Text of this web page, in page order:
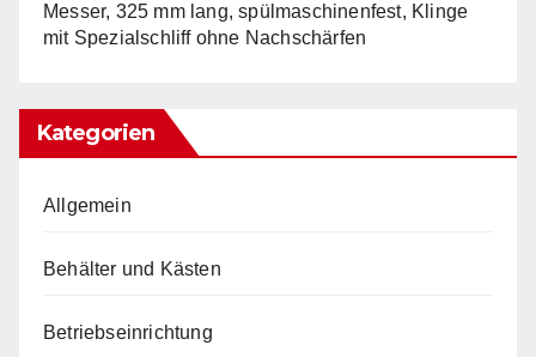
Messer, 325 mm lang, spülmaschinenfest, Klinge
mit Spezialschliff ohne Nachschärfen
Kategorien
Allgemein
Behälter und Kästen
Betriebseinrichtung